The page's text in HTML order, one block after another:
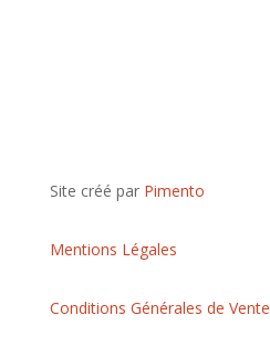
Site créé par Pimento
Mentions Légales
Conditions Générales de Vente